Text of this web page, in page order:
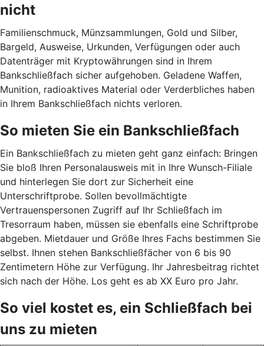
nicht
Familienschmuck, Münzsammlungen, Gold und Silber,
Bargeld, Ausweise, Urkunden, Verfügungen oder auch
Datenträger mit Kryptowährungen sind in Ihrem
Bankschließfach sicher aufgehoben. Geladene Waffen,
Munition, radioaktives Material oder Verderbliches haben
in Ihrem Bankschließfach nichts verloren.
So mieten Sie ein Bankschließfach
Ein Bankschließfach zu mieten geht ganz einfach: Bringen
Sie bloß Ihren Personalausweis mit in Ihre Wunsch-Filiale
und hinterlegen Sie dort zur Sicherheit eine
Unterschriftprobe. Sollen bevollmächtigte
Vertrauenspersonen Zugriff auf Ihr Schließfach im
Tresorraum haben, müssen sie ebenfalls eine Schriftprobe
abgeben. Mietdauer und Größe Ihres Fachs bestimmen Sie
selbst. Ihnen stehen Bankschließfächer von 6 bis 90
Zentimetern Höhe zur Verfügung. Ihr Jahresbeitrag richtet
sich nach der Höhe. Los geht es ab XX Euro pro Jahr.
So viel kostet es, ein Schließfach bei
uns zu mieten